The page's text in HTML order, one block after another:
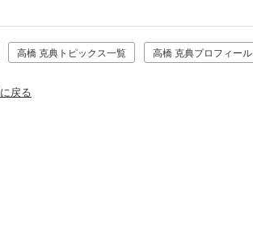
高橋 克典トピックス一覧 高橋 克典プロフィール
戻る